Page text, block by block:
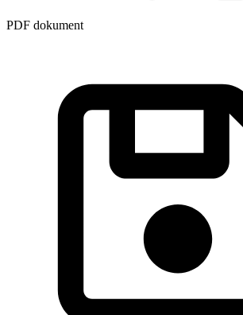
PDF dokument